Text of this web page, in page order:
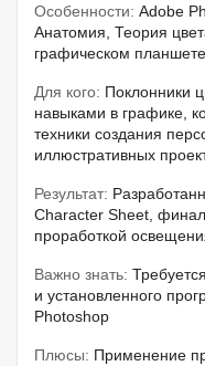
Особенности: Adobe
Анатомия, Теория
графическом планшете
Для кого: Поклонники
навыками в графике,
техники создания
иллюстративных
Результат:
Character Sheet,
проработкой
Важно знать:
и установленного
Photoshop
Плюсы: Применение